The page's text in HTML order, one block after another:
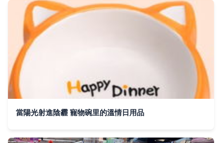
當陽光射進陰霾 寵物碗里的溫情日用品